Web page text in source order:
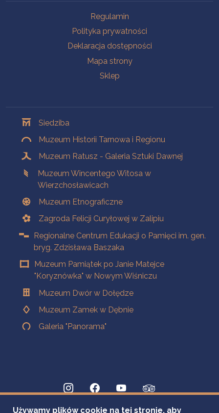
Regulamin
Polityka prywatności
Deklaracja dostępności
Mapa strony
Sklep
Siedziba
Muzeum Historii Tarnowa i Regionu
Muzeum Ratusz - Galeria Sztuki Dawnej
Muzeum Wincentego Witosa w
Wierzchosławicach
Muzeum Etnograficzne
Zagroda Felicji Curyłowej w Zalipiu
Regionalne Centrum Edukacji o Pamięci im. gen.
bryg. Zdzisława Baszaka
Muzeum Pamiątek po Janie Matejce
"Koryznówka" w Nowym Wiśniczu
Muzeum Dwór w Dołędze
Muzeum Zamek w Dębnie
Galeria "Panorama"
Używamy plików cookie na tej stronie, aby